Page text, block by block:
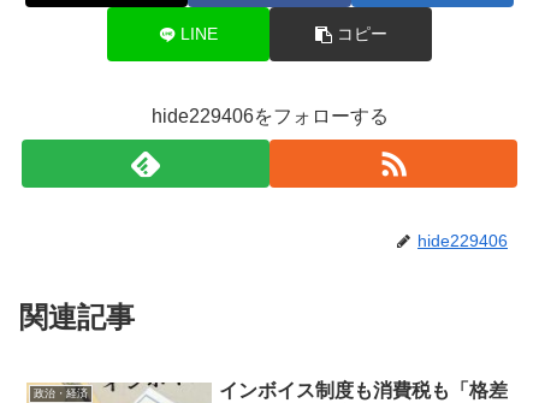
LINE コピー
hide229406をフォローする
hide229406
関連記事
政治・経済
インボイス制度も消費税も「格差